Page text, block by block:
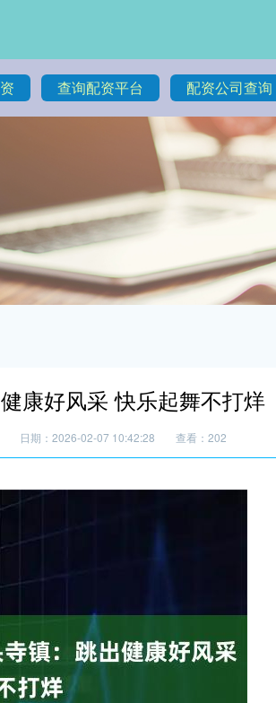
查询配资平台 配资公司查询
康好风采 快乐起舞不打烊
日期：2026-02-07 10:42:28 查看：202